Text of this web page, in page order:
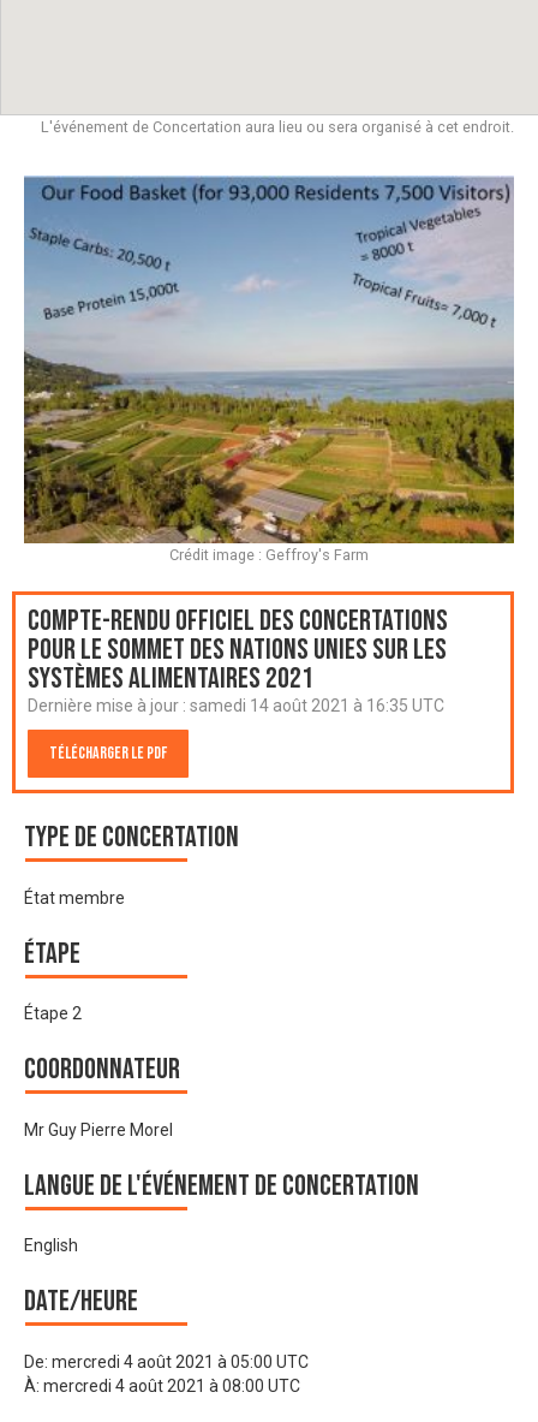
L'événement de Concertation aura lieu ou sera organisé à cet endroit.
Compte-rendu officiel des Concertations
pour le Sommet des Nations Unies sur les
systèmes alimentaires 2021
Dernière mise à jour : samedi 14 août 2021 à 16:35 UTC
Télécharger le PDF
Type de Concertation
État membre
Étape
Étape 2
Coordonnateur
Mr Guy Pierre Morel
Langue de l'événement de Concertation
English
Date/heure
De: mercredi 4 août 2021 à 05:00 UTC
À: mercredi 4 août 2021 à 08:00 UTC
Crédit image : Geffroy's Farm